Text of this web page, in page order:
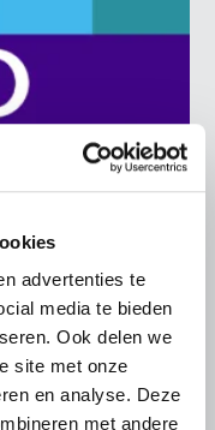
advertenties te
media te bieden
Ook delen we
site met onze
en analyse. Deze
met andere
tegen